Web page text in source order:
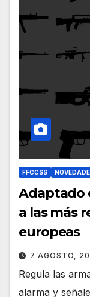
FFCCSS
Adaptado
a las más
europeas
7 AGOSTO,
Regula las
alarma y